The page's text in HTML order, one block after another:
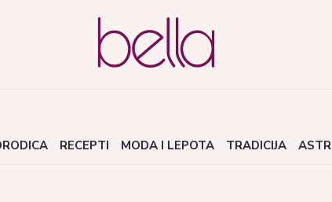
RECEPTI MODA I LEPOTA TRADICIJA